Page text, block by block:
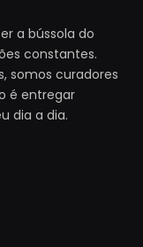
a bússola do
constantes.
somos curadores
é entregar
dia a dia.